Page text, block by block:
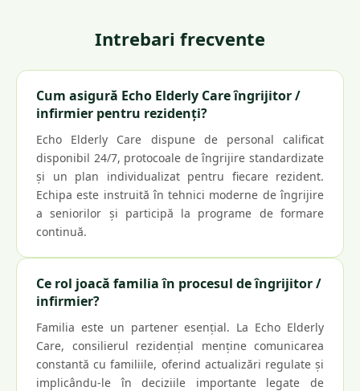
Intrebari frecvente
Cum asigură Echo Elderly Care îngrijitor /
infirmier pentru rezidenți?
Echo Elderly Care dispune de personal calificat
disponibil 24/7, protocoale de îngrijire standardizate
și un plan individualizat pentru fiecare rezident.
Echipa este instruită în tehnici moderne de îngrijire
a seniorilor și participă la programe de formare
continuă.
Ce rol joacă familia în procesul de îngrijitor /
infirmier?
Familia este un partener esențial. La Echo Elderly
Care, consilierul rezidențial menține comunicarea
constantă cu familiile, oferind actualizări regulate și
implicându-le în deciziile importante legate de